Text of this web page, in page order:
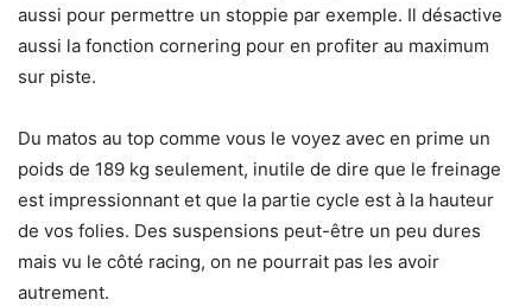
aussi pour permettre un stoppie par exemple. Il désactive
aussi la fonction cornering pour en profiter au maximum
sur piste.
Du matos au top comme vous le voyez avec en prime un
poids de 189 kg seulement, inutile de dire que le freinage
est impressionnant et que la partie cycle est à la hauteur
de vos folies. Des suspensions peut-être un peu dures
mais vu le côté racing, on ne pourrait pas les avoir
autrement.